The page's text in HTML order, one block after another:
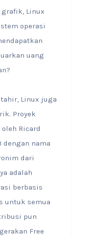
Linux
operasi
uang
Linux juga
Proyek
Ricard
dengan nama
dari
adalah
berbasis
untuk semua
pun
Free